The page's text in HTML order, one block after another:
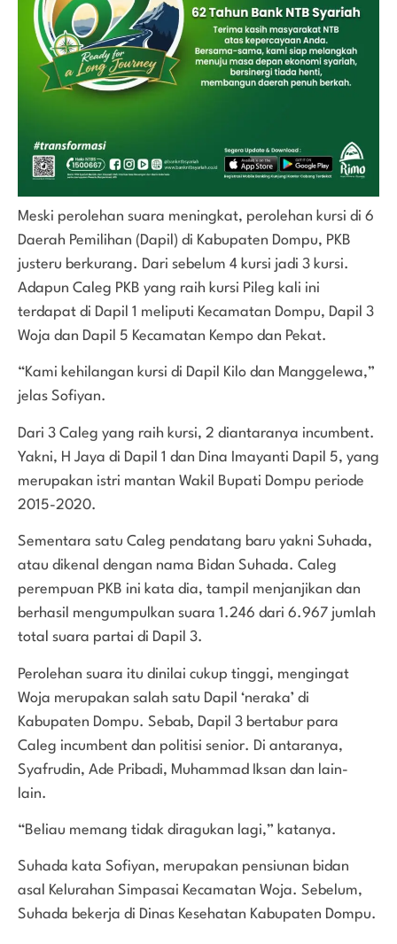
Meski perolehan suara meningkat, perolehan kursi di 6
Daerah Pemilihan (Dapil) di Kabupaten Dompu, PKB
justeru berkurang. Dari sebelum 4 kursi jadi 3 kursi.
Adapun Caleg PKB yang raih kursi Pileg kali ini
terdapat di Dapil 1 meliputi Kecamatan Dompu, Dapil 3
Woja dan Dapil 5 Kecamatan Kempo dan Pekat.
“Kami kehilangan kursi di Dapil Kilo dan Manggelewa,”
jelas Sofiyan.
Dari 3 Caleg yang raih kursi, 2 diantaranya incumbent.
Yakni, H Jaya di Dapil 1 dan Dina Imayanti Dapil 5, yang
merupakan istri mantan Wakil Bupati Dompu periode
2015-2020.
Sementara satu Caleg pendatang baru yakni Suhada,
atau dikenal dengan nama Bidan Suhada. Caleg
perempuan PKB ini kata dia, tampil menjanjikan dan
berhasil mengumpulkan suara 1.246 dari 6.967 jumlah
total suara partai di Dapil 3.
Perolehan suara itu dinilai cukup tinggi, mengingat
Woja merupakan salah satu Dapil ‘neraka’ di
Kabupaten Dompu. Sebab, Dapil 3 bertabur para
Caleg incumbent dan politisi senior. Di antaranya,
Syafrudin, Ade Pribadi, Muhammad Iksan dan lain-
lain.
“Beliau memang tidak diragukan lagi,” katanya.
Suhada kata Sofiyan, merupakan pensiunan bidan
asal Kelurahan Simpasai Kecamatan Woja. Sebelum,
Suhada bekerja di Dinas Kesehatan Kabupaten Dompu.